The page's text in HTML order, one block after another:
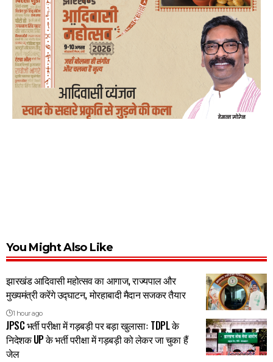
You Might Also Like
झारखंड आदिवासी महोत्सव का आगाज, राज्यपाल और
मुख्यमंत्री करेंगे उद्घाटन, मोरहाबादी मैदान सजकर तैयार
1 hour ago
JPSC भर्ती परीक्षा में गड़बड़ी पर बड़ा खुलासाः TDPL के
निदेशक UP के भर्ती परीक्षा में गड़बड़ी को लेकर जा चुका हैं
जेल